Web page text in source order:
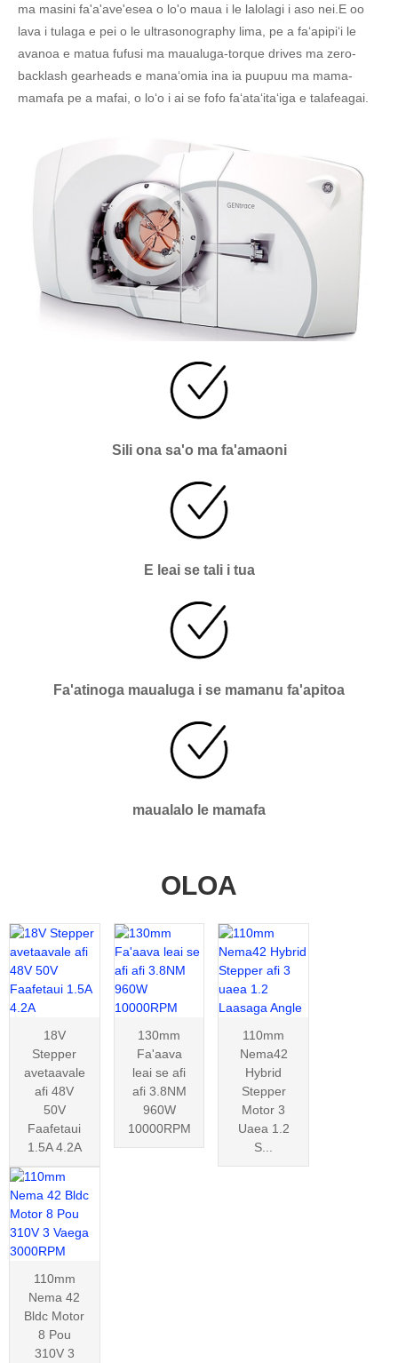
ma masini fa'a'ave'esea o lo'o maua i le lalolagi i aso nei.E oo
lava i tulaga e pei o le ultrasonography lima, pe a faʻapipiʻi le
avanoa e matua fufusi ma maualuga-torque drives ma zero-
backlash gearheads e manaʻomia ina ia puupuu ma mama-
mamafa pe a mafai, o loʻo i ai se fofo faʻataʻitaʻiga e talafeagai.
Sili ona sa'o ma fa'amaoni
E leai se tali i tua
Fa'atinoga maualuga i se mamanu fa'apitoa
maualalo le mamafa
OLOA
18V
Stepper
avetaavale
afi 48V
50V
Faafetaui
1.5A 4.2A
130mm
Fa'aava
leai se afi
afi 3.8NM
960W
10000RPM
110mm
Nema42
Hybrid
Stepper
Motor 3
Uaea 1.2
S...
110mm
Nema 42
Bldc Motor
8 Pou
310V 3